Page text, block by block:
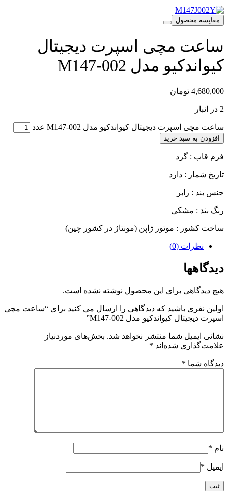
مقایسه محصول
ساعت مچی اسپرت دیجیتال
کیواندکیو مدل M147-002
4,680,000 تومان
2 در انبار
ساعت مچی اسپرت دیجیتال کیواندکیو مدل M147-002 عدد
افزودن به سبد خرید
فرم قاب : گرد
تاریخ شمار : دارد
جنس بند : رابر
رنگ بند : مشکی
ساخت کشور : موتور ژاپن (مونتاژ در کشور چین)
نظرات (0)
دیدگاهها
هیچ دیدگاهی برای این محصول نوشته نشده است.
اولین نفری باشید که دیدگاهی را ارسال می کنید برای “ساعت مچی
اسپرت دیجیتال کیواندکیو مدل M147-002”
نشانی ایمیل شما منتشر نخواهد شد. بخش‌های موردنیاز
علامت‌گذاری شده‌اند *
دیدگاه شما *
نام *
ایمیل *